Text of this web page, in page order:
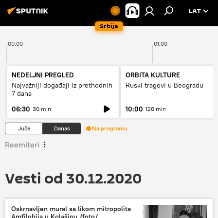
Srbija
LAT
00:00 01:00
NEDELJNI PREGLED
Najvažniji događaji iz prethodnih
7 dana
06:30 30 min
ORBITA KULTURE
Ruski tragovi u Beogradu
10:00 120 min
Juče Danas Na programu
Reemiteri
Vesti od 30.12.2020
Oskrnavljen mural sa likom mitropolita